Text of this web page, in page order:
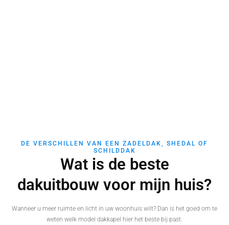
DE VERSCHILLEN VAN EEN ZADELDAK, SHEDAL OF
SCHILDDAK
Wat is de beste
dakuitbouw voor mijn huis?
Wanneer u meer ruimte en licht in uw woonhuis wilt? Dan is het goed om te
weten welk model dakkapel hier het beste bij past.